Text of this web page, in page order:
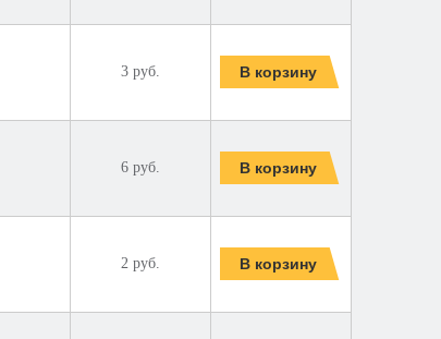
3 руб.
6 руб.
2 руб.